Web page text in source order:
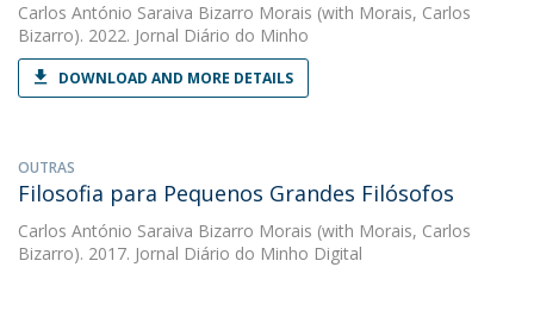
Carlos António Saraiva Bizarro Morais (with Morais, Carlos
Bizarro). 2022. Jornal Diário do Minho
DOWNLOAD AND MORE DETAILS
OUTRAS
Filosofia para Pequenos Grandes Filósofos
Carlos António Saraiva Bizarro Morais (with Morais, Carlos
Bizarro). 2017. Jornal Diário do Minho Digital